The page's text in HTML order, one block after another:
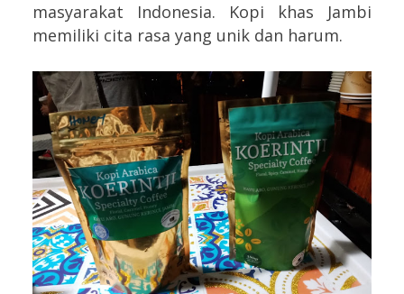
masyarakat Indonesia. Kopi khas Jambi
memiliki cita rasa yang unik dan harum.